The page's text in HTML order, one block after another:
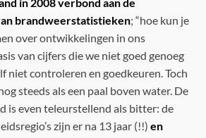
brandweerstatistieken; “hoe kun je
over ontwikkelingen in ons
van cijfers die we niet goed genoeg
niet controleren en goedkeuren. Toch
steeds als een paal boven water. De
is even teleurstellend als bitter: de
zijn er na 13 jaar (!!) en